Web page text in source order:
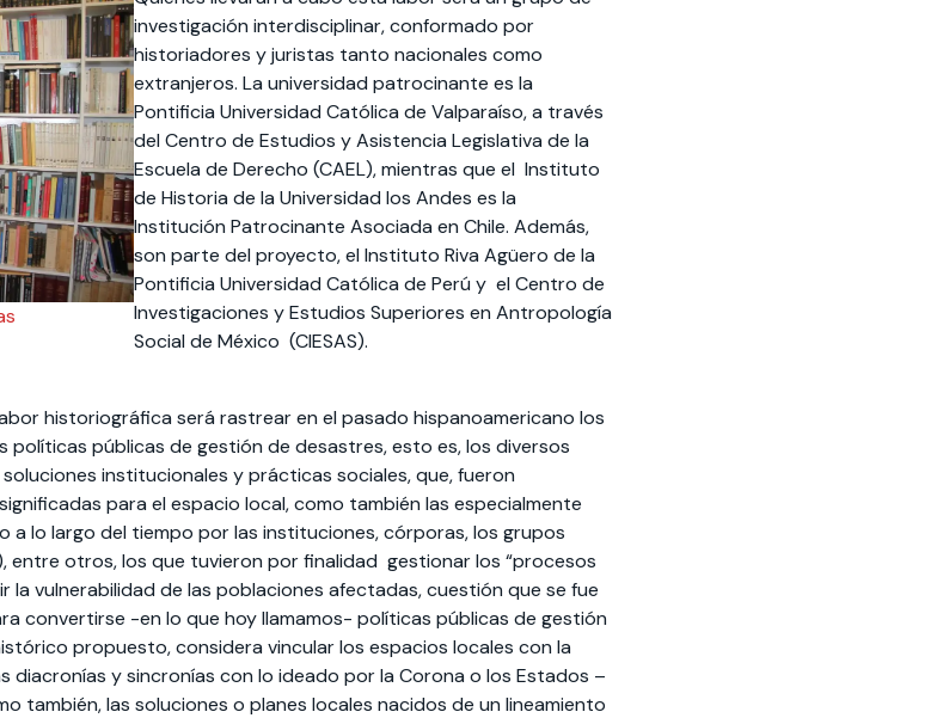
investigación interdisciplinar, conformado por
historiadores y juristas tanto nacionales como
extranjeros. La universidad patrocinante es la
Pontificia Universidad Católica de Valparaíso, a través
del Centro de Estudios y Asistencia Legislativa de la
Escuela de Derecho (CAEL), mientras que el Instituto
de Historia de la Universidad los Andes es la
Institución Patrocinante Asociada en Chile. Además,
son parte del proyecto, el Instituto Riva Agüero de la
Pontificia Universidad Católica de Perú y el Centro de
Investigaciones y Estudios Superiores en Antropología
Social de México (CIESAS).
historiográfica será rastrear en el pasado hispanoamericano los
públicas de gestión de desastres, esto es, los diversos
institucionales y prácticas sociales, que, fueron
para el espacio local, como también las especialmente
a lo largo del tiempo por las instituciones, córporas, los grupos
entre otros, los que tuvieron por finalidad gestionar los “procesos
la vulnerabilidad de las poblaciones afectadas, cuestión que se fue
convertirse -en lo que hoy llamamos- políticas públicas de gestión
propuesto, considera vincular los espacios locales con la
diacronías y sincronías con lo ideado por la Corona o los Estados –
también, las soluciones o planes locales nacidos de un lineamiento